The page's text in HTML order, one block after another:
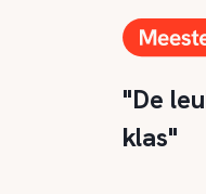
"De
klas"